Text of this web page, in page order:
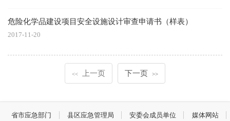
危险化学品建设项目安全设施设计审查申请书（样表）
2017-11-20
<< 上一页 下一页 >>
省市应急部门 县区应急管理局 安委会成员单位 媒体网站